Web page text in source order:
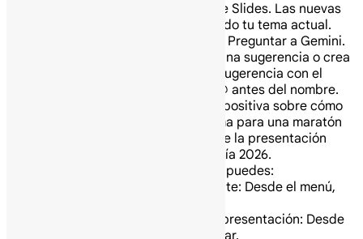
En tu computadora abre Google Slides. Las nuevas
diapositivas se generarán usando tu tema actual.
En la parte superior, haz clic en Preguntar a Gemini.
En el panel lateral, selecciona una sugerencia o crea
la tuya propia. Para crear una sugerencia con el
nombre de tu archivo, inserta @ antes del nombre.
Por ejemplo, Crea una diapositiva sobre cómo
entrenar de manera óptima para una maratón
Crea una diapositiva sobre la presentación
@Objetivos de la Compañía 2026.
Desde la diapositiva generada, puedes:
Obtén una versión diferente: Desde el menú,
Añade la diapositiva a tu presentación: Desde